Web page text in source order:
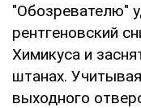
"Обозревателю"
рентгеновский
Химикуса и
штанах.
выходного